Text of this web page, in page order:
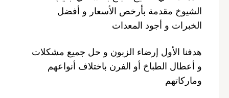
الشيوخ مقدمة بأرخص الأسعار و أفضل
الخبرات و أجود المعدات
هدفنا الأول إرضاء الزبون و حل جميع مشكلات
و أعطال الطباخ أو الفرن باختلاف أنواعهم
وماركاتهم